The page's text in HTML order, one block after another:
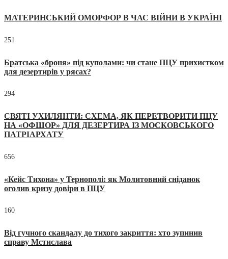
МАТЕРИНСЬКИЙ ОМОРФОР В ЧАС ВІЙНИ В УКРАЇНІ
251
Братська «броня» під куполами: чи стане ПЦУ прихистком
для дезертирів у рясах?
294
СВЯТІ УХИЛЯНТИ: СХЕМА, ЯК ПЕРЕТВОРИТИ ПЦУ
НА «ОФШОР» ДЛЯ ДЕЗЕРТИРА ІЗ МОСКОВСЬКОГО
ПАТРІАРХАТУ
656
«Кейс Тихона» у Тернополі: як Молитовний сніданок
оголив кризу довіри в ПЦУ
160
Від гучного скандалу до тихого закриття: хто зупинив
справу Мстислава